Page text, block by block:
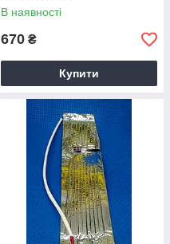
В наявності
670 ₴
Купити